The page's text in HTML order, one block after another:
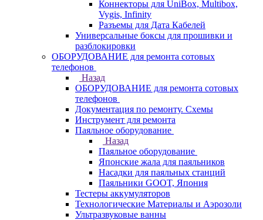
Коннекторы для UniBox, Multibox,
Vygis, Infinity
Разъемы для Дата Кабелей
Универсальные боксы для прошивки и
разблокировки
ОБОРУДОВАНИЕ для ремонта сотовых
телефонов
Назад
ОБОРУДОВАНИЕ для ремонта сотовых
телефонов
Документация по ремонту. Схемы
Инструмент для ремонта
Паяльное оборудование
Назад
Паяльное оборудование
Японские жала для паяльников
Насадки для паяльных станций
Паяльники GOOT, Япония
Тестеры аккумуляторов
Технологические Материалы и Аэрозоли
Ультразвуковые ванны